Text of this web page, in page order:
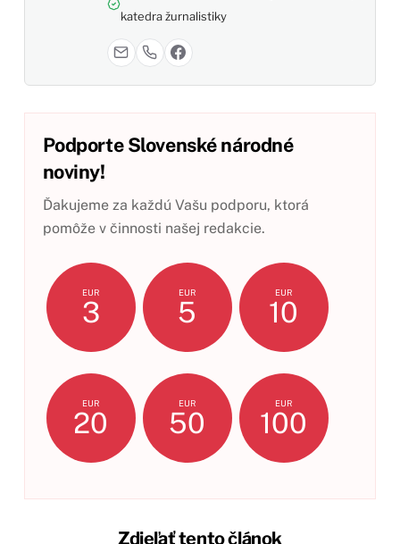
katedra žurnalistiky
Podporte Slovenské národné
noviny!
Ďakujeme za každú Vašu podporu, ktorá
pomôže v činnosti našej redakcie.
EUR
3
EUR
5
EUR
10
EUR
20
EUR
50
EUR
100
Zdieľať tento článok